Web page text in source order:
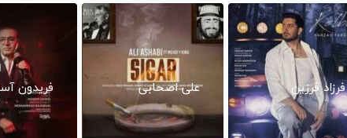
فرزاد فرزین علی اصحابی فریدون